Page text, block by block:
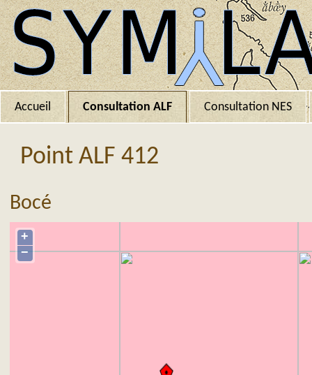
Accueil Consultation ALF Consultation NES
Point ALF 412
Bocé
+
−